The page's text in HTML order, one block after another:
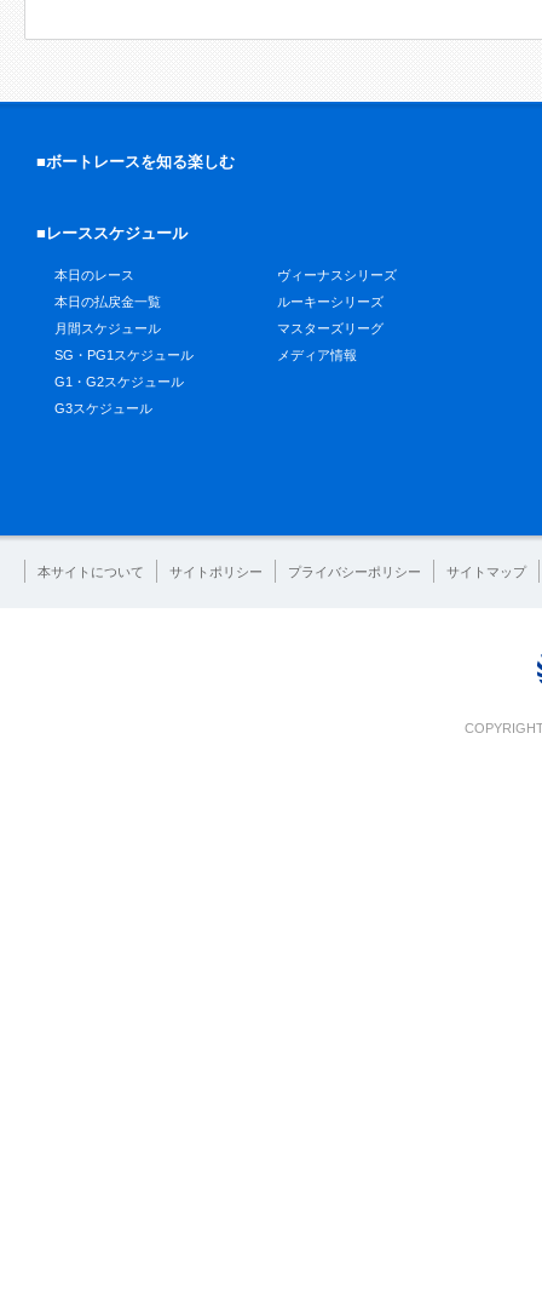
■ボートレースを知る楽しむ
■レーススケジュール
本日のレース
本日の払戻金一覧
月間スケジュール
SG・PG1スケジュール
G1・G2スケジュール
G3スケジュール
ヴィーナスシリーズ
ルーキーシリーズ
マスターズリーグ
メディア情報
本サイトについて サイトポリシー プライバシーポリシー サイトマップ